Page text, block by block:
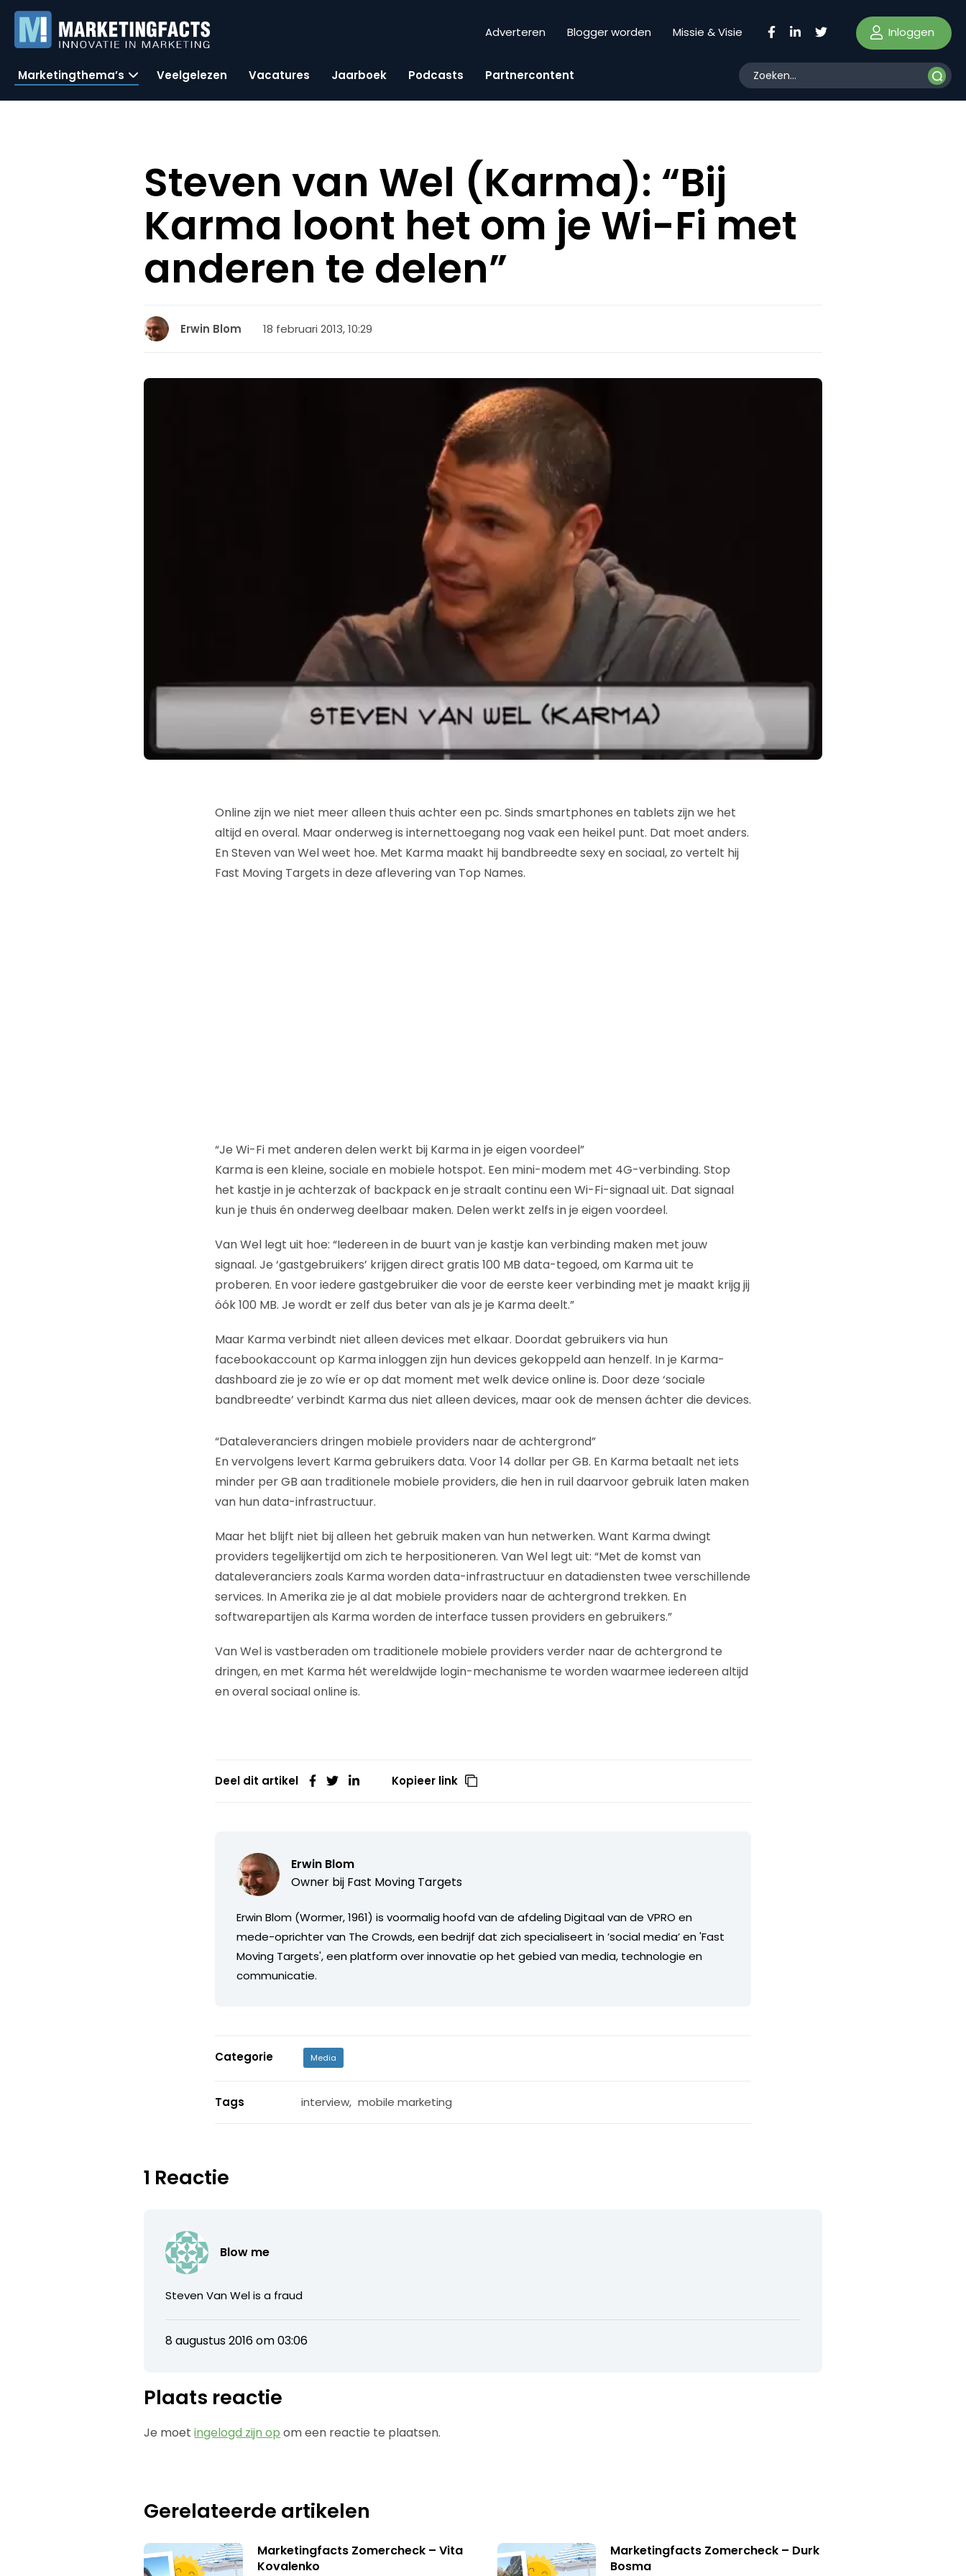
Adverteren Blogger worden Missie & Visie Inloggen
Marketingthema’s Veelgelezen Vacatures Jaarboek Podcasts Partnercontent
Steven van Wel (Karma): “Bij
Karma loont het om je Wi-Fi met
anderen te delen”
Erwin Blom 18 februari 2013, 10:29
Online zijn we niet meer alleen thuis achter een pc. Sinds smartphones en tablets zijn we het
altijd en overal. Maar onderweg is internettoegang nog vaak een heikel punt. Dat moet anders.
En Steven van Wel weet hoe. Met Karma maakt hij bandbreedte sexy en sociaal, zo vertelt hij
Fast Moving Targets in deze aflevering van Top Names.
“Je Wi-Fi met anderen delen werkt bij Karma in je eigen voordeel”
Karma is een kleine, sociale en mobiele hotspot. Een mini-modem met 4G-verbinding. Stop
het kastje in je achterzak of backpack en je straalt continu een Wi-Fi-signaal uit. Dat signaal
kun je thuis én onderweg deelbaar maken. Delen werkt zelfs in je eigen voordeel.
Van Wel legt uit hoe: “Iedereen in de buurt van je kastje kan verbinding maken met jouw
signaal. Je ‘gastgebruikers’ krijgen direct gratis 100 MB data-tegoed, om Karma uit te
proberen. En voor iedere gastgebruiker die voor de eerste keer verbinding met je maakt krijg jij
óók 100 MB. Je wordt er zelf dus beter van als je je Karma deelt.”
Maar Karma verbindt niet alleen devices met elkaar. Doordat gebruikers via hun
facebookaccount op Karma inloggen zijn hun devices gekoppeld aan henzelf. In je Karma-
dashboard zie je zo wíe er op dat moment met welk device online is. Door deze ‘sociale
bandbreedte’ verbindt Karma dus niet alleen devices, maar ook de mensen áchter die devices.
“Dataleveranciers dringen mobiele providers naar de achtergrond”
En vervolgens levert Karma gebruikers data. Voor 14 dollar per GB. En Karma betaalt net iets
minder per GB aan traditionele mobiele providers, die hen in ruil daarvoor gebruik laten maken
van hun data-infrastructuur.
Maar het blijft niet bij alleen het gebruik maken van hun netwerken. Want Karma dwingt
providers tegelijkertijd om zich te herpositioneren. Van Wel legt uit: “Met de komst van
dataleveranciers zoals Karma worden data-infrastructuur en datadiensten twee verschillende
services. In Amerika zie je al dat mobiele providers naar de achtergrond trekken. En
softwarepartijen als Karma worden de interface tussen providers en gebruikers.”
Van Wel is vastberaden om traditionele mobiele providers verder naar de achtergrond te
dringen, en met Karma hét wereldwijde login-mechanisme te worden waarmee iedereen altijd
en overal sociaal online is.
Deel dit artikel Kopieer link
Erwin Blom
Owner bij Fast Moving Targets
Erwin Blom (Wormer, 1961) is voormalig hoofd van de afdeling Digitaal van de VPRO en
mede-oprichter van The Crowds, een bedrijf dat zich specialiseert in ’social media’ en 'Fast
Moving Targets', een platform over innovatie op het gebied van media, technologie en
communicatie.
Categorie Media
Tags interview, mobile marketing
1 Reactie
Blow me
Steven Van Wel is a fraud
8 augustus 2016 om 03:06
Plaats reactie
Je moetingelogd zijn op om een reactie te plaatsen.
Gerelateerde artikelen
Marketingfacts Zomercheck – Vita
Kovalenko
Marketingfacts Zomercheck – Durk
Bosma